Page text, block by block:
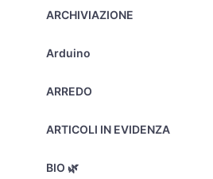
ARCHIVIAZIONE
Arduino
ARREDO
ARTICOLI IN EVIDENZA
BIO 🌿
020E7612/GI